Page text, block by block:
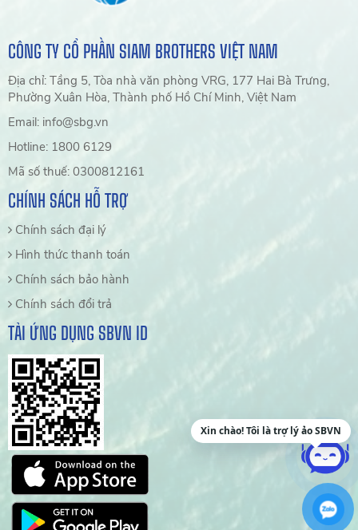
CÔNG TY CỔ PHẦN SIAM BROTHERS VIỆT NAM
Địa chỉ: Tầng 5, Tòa nhà văn phòng VRG, 177 Hai Bà Trưng,
Phường Xuân Hòa, Thành phố Hồ Chí Minh, Việt Nam
Email: info@sbg.vn
Hotline: 1800 6129
Mã số thuế: 0300812161
CHÍNH SÁCH HỖ TRỢ
Chính sách đại lý
Hình thức thanh toán
Chính sách bảo hành
Chính sách đổi trả
TẢI ỨNG DỤNG SBVN ID
Xin chào! Tôi là trợ lý ảo SBVN